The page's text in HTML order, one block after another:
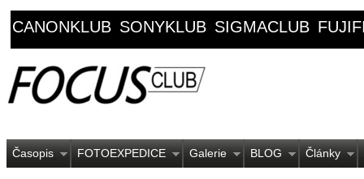
CANONKLUB SONYKLUB SIGMACLUB
Časopis FOTOEXPEDICE Galerie BLOG Články